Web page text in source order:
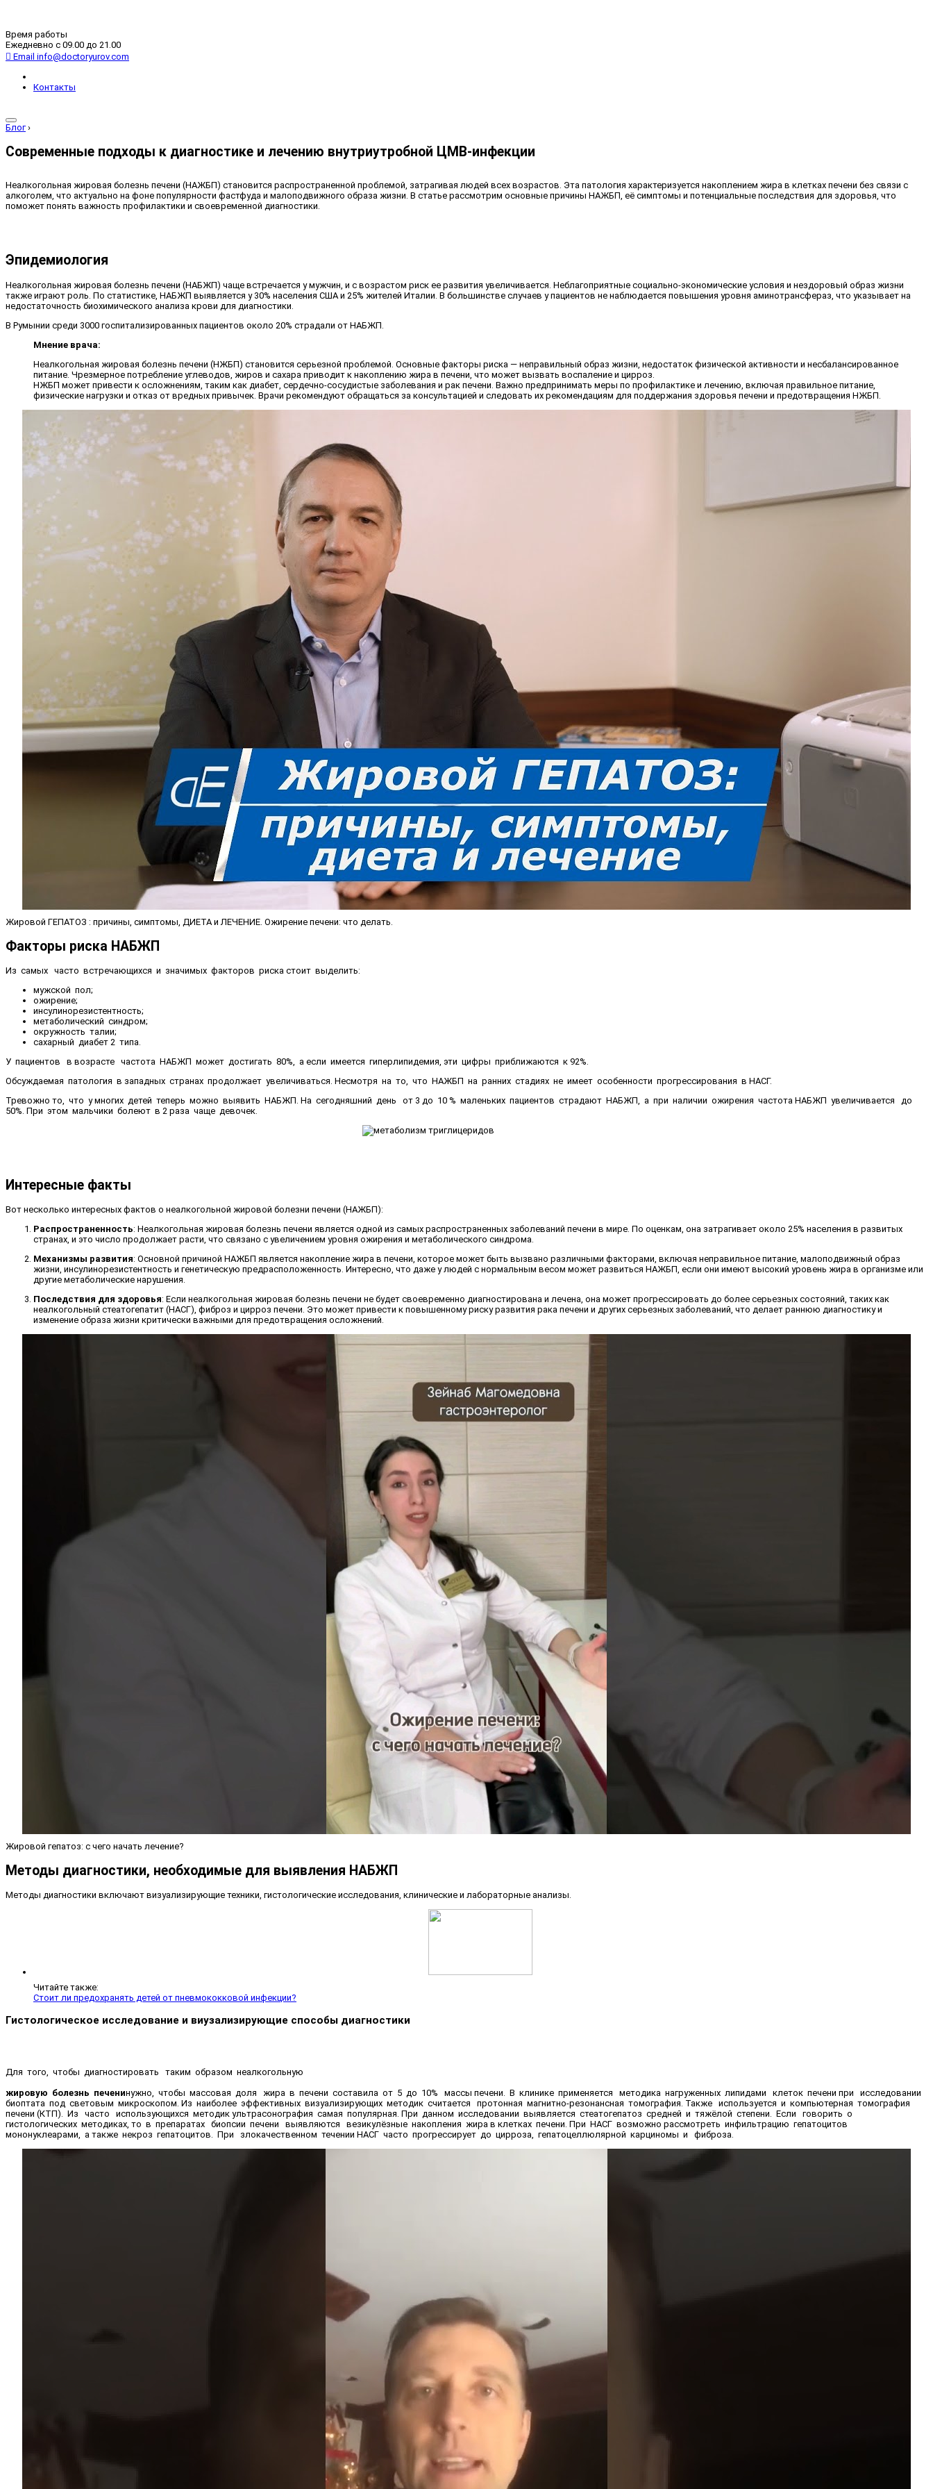
Время работы
Ежедневно с 09.00 до 21.00
Email info@doctoryurov.com
Контакты
Блог ›
Современные подходы к диагностике и лечению внутриутробной ЦМВ-инфекции
Неалкогольная жировая болезнь печени (НАЖБП) становится распространенной проблемой, затрагивая людей всех возрастов. Эта патология характеризуется накоплением жира в клетках печени без связи с
алкоголем, что актуально на фоне популярности фастфуда и малоподвижного образа жизни. В статье рассмотрим основные причины НАЖБП, её симптомы и потенциальные последствия для здоровья, что
поможет понять важность профилактики и своевременной диагностики.
Эпидемиология
Неалкогольная жировая болезнь печени (НАБЖП) чаще встречается у мужчин, и с возрастом риск ее развития увеличивается. Неблагоприятные социально-экономические условия и нездоровый образ жизни
также играют роль. По статистике, НАБЖП выявляется у 30% населения США и 25% жителей Италии. В большинстве случаев у пациентов не наблюдается повышения уровня аминотрансфераз, что указывает на
недостаточность биохимического анализа крови для диагностики.
В Румынии среди 3000 госпитализированных пациентов около 20% страдали от НАБЖП.
Мнение врача:
Неалкогольная жировая болезнь печени (НЖБП) становится серьезной проблемой. Основные факторы риска — неправильный образ жизни, недостаток физической активности и несбалансированное
питание. Чрезмерное потребление углеводов, жиров и сахара приводит к накоплению жира в печени, что может вызвать воспаление и цирроз.
НЖБП может привести к осложнениям, таким как диабет, сердечно-сосудистые заболевания и рак печени. Важно предпринимать меры по профилактике и лечению, включая правильное питание,
физические нагрузки и отказ от вредных привычек. Врачи рекомендуют обращаться за консультацией и следовать их рекомендациям для поддержания здоровья печени и предотвращения НЖБП.
Жировой ГЕПАТОЗ : причины, симптомы, ДИЕТА и ЛЕЧЕНИЕ. Ожирение печени: что делать.
Факторы риска НАБЖП
Из самых часто встречающихся и значимых факторов риска стоит выделить:
мужской пол;
ожирение;
инсулинорезистентность;
метаболический синдром;
окружность талии;
сахарный диабет 2 типа.
У пациентов в возрасте частота НАБЖП может достигать 80%, а если имеется гиперлипидемия, эти цифры приближаются к 92%.
Обсуждаемая патология в западных странах продолжает увеличиваться. Несмотря на то, что НАЖБП на ранних стадиях не имеет особенности прогрессирования в НАСГ.
Тревожно то, что у многих детей теперь можно выявить НАБЖП. На сегодняшний день от 3 до 10 % маленьких пациентов страдают НАБЖП, а при наличии ожирения частота НАБЖП увеличивается до
50%. При этом мальчики болеют в 2 раза чаще девочек.
Интересные факты
Вот несколько интересных фактов о неалкогольной жировой болезни печени (НАЖБП):
Распространенность: Неалкогольная жировая болезнь печени является одной из самых распространенных заболеваний печени в мире. По оценкам, она затрагивает около 25% населения в развитых
странах, и это число продолжает расти, что связано с увеличением уровня ожирения и метаболического синдрома.
Механизмы развития: Основной причиной НАЖБП является накопление жира в печени, которое может быть вызвано различными факторами, включая неправильное питание, малоподвижный образ
жизни, инсулинорезистентность и генетическую предрасположенность. Интересно, что даже у людей с нормальным весом может развиться НАЖБП, если они имеют высокий уровень жира в организме или
другие метаболические нарушения.
Последствия для здоровья: Если неалкогольная жировая болезнь печени не будет своевременно диагностирована и лечена, она может прогрессировать до более серьезных состояний, таких как
неалкогольный стеатогепатит (НАСГ), фиброз и цирроз печени. Это может привести к повышенному риску развития рака печени и других серьезных заболеваний, что делает раннюю диагностику и
изменение образа жизни критически важными для предотвращения осложнений.
Жировой гепатоз: с чего начать лечение?
Методы диагностики, необходимые для выявления НАБЖП
Методы диагностики включают визуализирующие техники, гистологические исследования, клинические и лабораторные анализы.
Читайте также:
Стоит ли предохранять детей от пневмококковой инфекции?
Гистологическое исследование и виузализирующие способы диагностики
Для того, чтобы диагностировать таким образом неалкогольную
жировую болезнь печенинужно, чтобы массовая доля жира в печени составила от 5 до 10% массы печени. В клинике применяется методика нагруженных липидами клеток печени при исследовании
биоптата под световым микроскопом. Из наиболее эффективных визуализирующих методик считается протонная магнитно-резонансная томография. Также используется и компьютерная томография
печени (КТП). Из часто использующихся методик ультрасонография самая популярная. При данном исследовании выявляется стеатогепатоз средней и тяжёлой степени. Если говорить о
гистологических методиках, то в препаратах биопсии печени выявляются везикулёзные накопления жира в клетках печени. При НАСГ возможно рассмотреть инфильтрацию гепатоцитов
мононуклеарами, а также некроз гепатоцитов. При злокачественном течении НАСГ часто прогрессирует до цирроза, гепатоцеллюлярной карциномы и фиброза.